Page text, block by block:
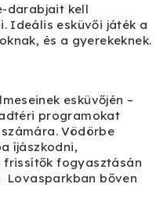
darabjait kell
Ideális esküvői játék a
és a gyerekeknek.
esküvőjén –
programokat
Vödörbe
íjászkodni,
fogyasztásán
Lovasparkban bőven